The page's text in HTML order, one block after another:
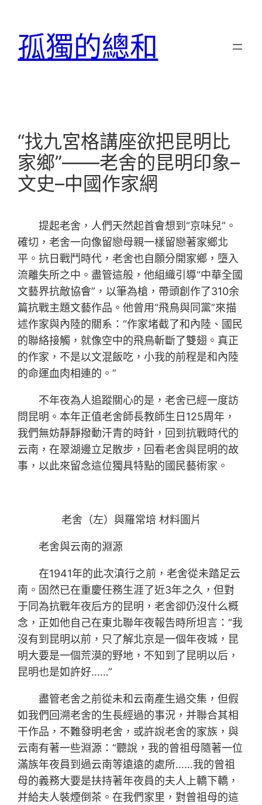
孤獨的總和
“找九宮格講座欲把昆明比
家鄉”——老舍的昆明印象–
文史–中國作家網
提起老舍，人們天然起首會想到“京味兒”。
確切，老舍一向像留戀母親一樣留戀著家鄉北
平。抗日戰鬥時代，老舍也自願分開家鄉，墮入
流離失所之中。盡管這般，他組織引導“中華全國
文藝界抗敵協會”，以筆為槍，帶頭創作了310余
篇抗戰主題文藝作品。他曾用“飛鳥與同黨”來描
述作家與內陸的關系：“作家堵截了和內陸、國民
的聯絡接觸，就像空中的飛鳥斬斷了雙翅。真正
的作家，不是以文混飯吃，小我的前程是和內陸
的命運血肉相連的。”
不年夜為人追蹤關心的是，老舍已經一度訪
問昆明。本年正值老舍師長教師生日125周年，
我們無妨靜靜撥動汗青的時針，回到抗戰時代的
云南，在翠湖邊立足散步，回看老舍與昆明的故
事，以此來留念這位獨具特點的國民藝術家。
老舍（左）與羅常培 材料圖片
老舍與云南的淵源
在1941年的此次滇行之前，老舍從未踏足云
南。固然已在重慶任務生涯了近3年之久，但對
于同為抗戰年夜后方的昆明，老舍卻仍沒什么概
念，正如他自己在東北聯年夜報告時所坦言：“我
沒有到昆明以前，只了解北京是一個年夜城，昆
明大要是一個荒漠的野地，不知到了昆明以后，
昆明也是如許好……”
盡管老舍之前從未和云南產生過交集，但假
如我們回溯老舍的生長經過的事況，并聯合其相
干作品，不難發明老舍，或許說老舍的家族，與
云南有著一些淵源：“聽說，我的曾祖母隨著一位
滿族年夜員到過云南等遠遠的處所……我的曾祖
母的義務大要是扶持著年夜員的夫人上轎下轎，
并給夫人裝煙倒茶。在我們家里，對曾祖母的這